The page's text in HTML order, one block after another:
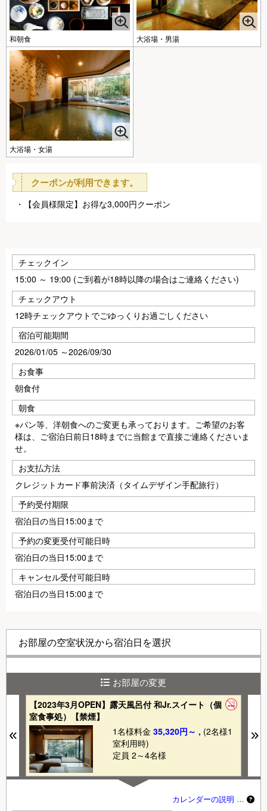
和朝食 大浴場・男湯
大浴場・女湯
クーポンが利用できます。
【会員様限定】お得な3,000円クーポン
チェックイン
15:00 ～ 19:00 (ご到着が18時以降の場合はご連絡ください)
チェックアウト
12時チェックアウトでごゆっくりお過ごしください
宿泊可能期間
2026/01/05 ～2026/09/30
お食事
朝食付
朝食
※パン等、洋朝食へのご変更も承っております。ご希望のお客
様は、ご宿泊日前日18時までに当館まで直接ご連絡くださいま
せ。
お支払方法
クレジットカード事前決済（タイムデザイン手配旅行）
予約受付期限
宿泊日の当日15:00まで
予約の変更受付可能日時
宿泊日の当日15:00まで
キャンセル受付可能日時
宿泊日の当日15:00まで
お部屋の空室状況から宿泊日を選択
お部屋の変更
Previous
【2023年3月OPEN】露天風呂付 和Jr.スイート（個
室食事処）【禁煙】
1名様料金 35,320円～ , (2名様1
室利用時)
定員 2～4名様
カレンダーの説明 …